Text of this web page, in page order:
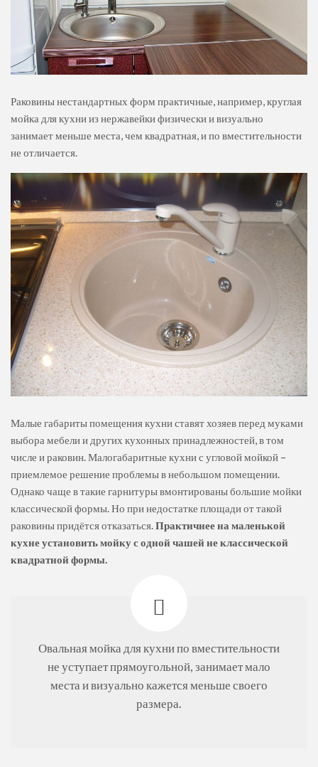
Раковины нестандартных форм практичные, например, круглая
мойка для кухни из нержавейки физически и визуально
занимает меньше места, чем квадратная, и по вместительности
не отличается.
Малые габариты помещения кухни ставят хозяев перед муками
выбора мебели и других кухонных принадлежностей, в том
числе и раковин. Малогабаритные кухни с угловой мойкой –
приемлемое решение проблемы в небольшом помещении.
Однако чаще в такие гарнитуры вмонтированы большие мойки
классической формы. Но при недостатке площади от такой
раковины придётся отказаться.Практичнее на маленькой
кухне установить мойку с одной чашей не классической
квадратной формы.
Овальная мойка для кухни по вместительности
не уступает прямоугольной, занимает мало
места и визуально кажется меньше своего
размера.